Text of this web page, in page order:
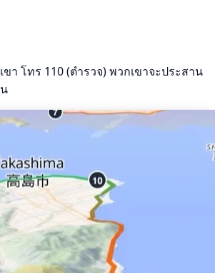
า โทร 110 (ตำรวจ) พวกเขาจะประสาน